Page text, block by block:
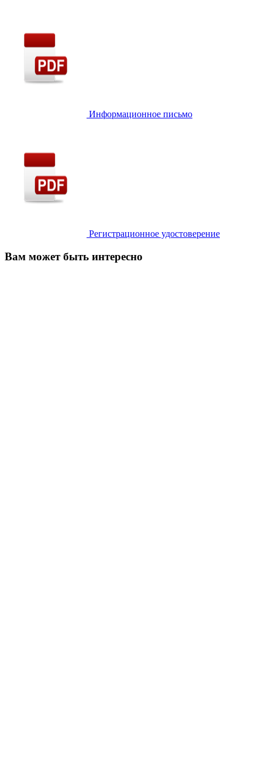
Информационное письмо
Регистрационное удостоверение
Вам может быть интересно